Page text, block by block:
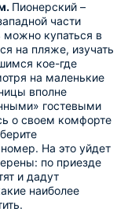
Пионерский –
части
можно купаться в
на пляже, изучать
кое-где
на маленькие
вполне
гостевыми
о своем комфорте
На это уйдет
по приезде
и дадут
наиболее